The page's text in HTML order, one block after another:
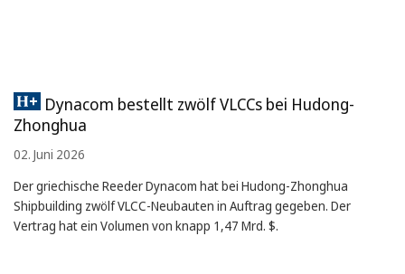
Dynacom bestellt zwölf VLCCs bei Hudong-
Zhonghua
02. Juni 2026
Der griechische Reeder Dynacom hat bei Hudong-Zhonghua
Shipbuilding zwölf VLCC-Neubauten in Auftrag gegeben. Der
Vertrag hat ein Volumen von knapp 1,47 Mrd. $.